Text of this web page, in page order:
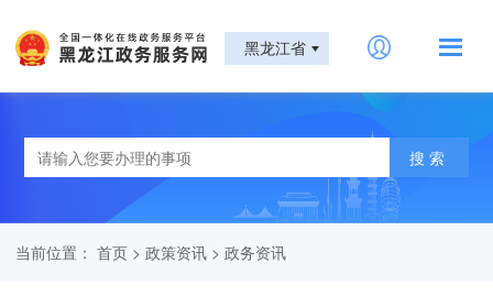
黑龙江省
当前位置：首页 >政策资讯 >政务资讯